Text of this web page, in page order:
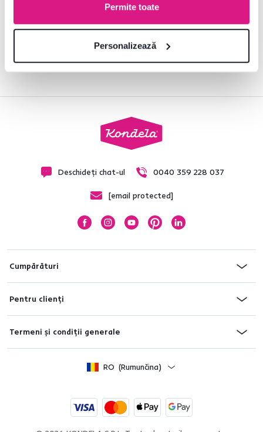
Permite toate
Personalizează
Vreți să aflați totul primii? Configurați primirea e-mailurilor noastre
Deschideți chat-ul 0040 359 228 037
[email protected]
Cumpărături
Pentru clienți
Termeni și condiții generale
RO (Rumunčina)